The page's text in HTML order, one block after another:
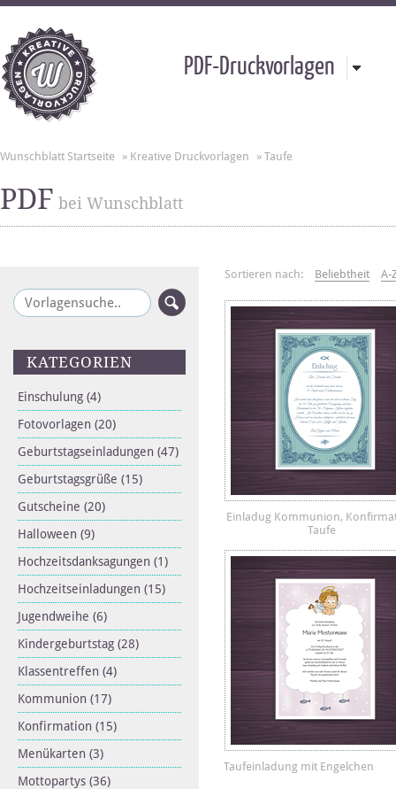
PDF-Druckvorlagen
Wunschblatt Startseite » Kreative Druckvorlagen » Taufe
PDF bei Wunschblatt
KATEGORIEN
Einschulung (4)
Fotovorlagen (20)
Geburtstagseinladungen (47)
Geburtstagsgrüße (15)
Gutscheine (20)
Halloween (9)
Hochzeitsdanksagungen (1)
Hochzeitseinladungen (15)
Jugendweihe (6)
Kindergeburtstag (28)
Klassentreffen (4)
Kommunion (17)
Konfirmation (15)
Menükarten (3)
Mottopartys (36)
Sortieren nach: Beliebtheit A-
Einladug Kommunion,
Taufe
Taufeinladung mit Engelchen